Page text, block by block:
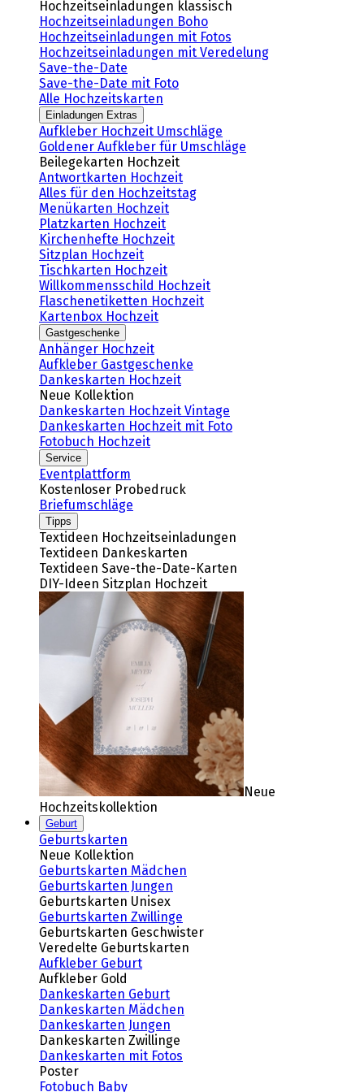
Hochzeitseinladungen klassisch
Hochzeitseinladungen Boho
Hochzeitseinladungen mit Fotos
Hochzeitseinladungen mit Veredelung
Save-the-Date
Save-the-Date mit Foto
Alle Hochzeitskarten
Einladungen Extras
Aufkleber Hochzeit Umschläge
Goldener Aufkleber für Umschläge
Beilegekarten Hochzeit
Antwortkarten Hochzeit
Alles für den Hochzeitstag
Menükarten Hochzeit
Platzkarten Hochzeit
Kirchenhefte Hochzeit
Sitzplan Hochzeit
Tischkarten Hochzeit
Willkommensschild Hochzeit
Flaschenetiketten Hochzeit
Kartenbox Hochzeit
Gastgeschenke
Anhänger Hochzeit
Aufkleber Gastgeschenke
Dankeskarten Hochzeit
Neue Kollektion
Dankeskarten Hochzeit Vintage
Dankeskarten Hochzeit mit Foto
Fotobuch Hochzeit
Service
Eventplattform
Kostenloser Probedruck
Briefumschläge
Tipps
Textideen Hochzeitseinladungen
Textideen Dankeskarten
Textideen Save-the-Date-Karten
DIY-Ideen Sitzplan Hochzeit
Neue
Hochzeitskollektion
Geburt
Geburtskarten
Neue Kollektion
Geburtskarten Mädchen
Geburtskarten Jungen
Geburtskarten Unisex
Geburtskarten Zwillinge
Geburtskarten Geschwister
Veredelte Geburtskarten
Aufkleber Geburt
Aufkleber Gold
Dankeskarten Geburt
Dankeskarten Mädchen
Dankeskarten Jungen
Dankeskarten Zwillinge
Dankeskarten mit Fotos
Poster
Fotobuch Baby